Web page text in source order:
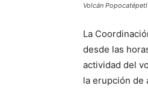
Volcán
La
desde las
actividad del
la erupción de